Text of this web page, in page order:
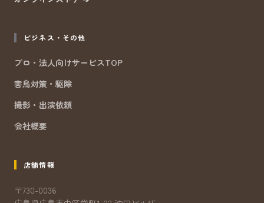
ビジネス・その他
プロ・法人向けサービスTOP
害鳥対策・駆除
撮影・出演依頼
会社概要
店舗情報
〒730-0036